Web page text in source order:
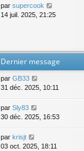
par supercook
14 juil. 2025, 21:25
Dernier message
par GB33
31 déc. 2025, 10:11
par Sly83
30 déc. 2025, 16:53
par krisjt
03 oct. 2025, 18:11